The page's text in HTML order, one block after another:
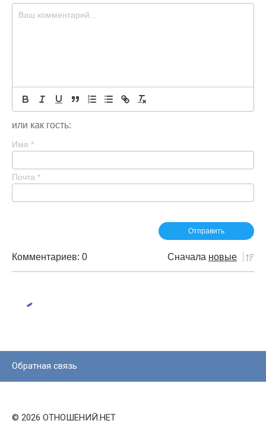
или как гость:
Имя *
Почта *
Комментариев: 0 Сначала новые
Обратная связь
© 2026 ОТНОШЕНИЙ.НЕТ